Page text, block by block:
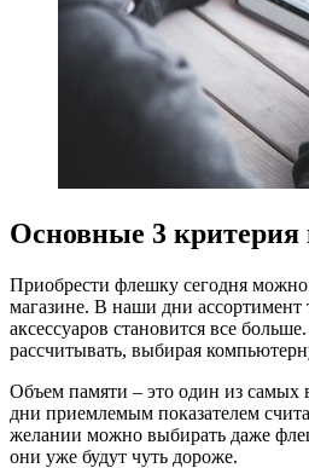
Основные 3
Приобрести флешку сегодня
магазине. В наши дни
аксессуаров становится все
рассчитывать, выбирая
Объем памяти – это один из
дни приемлемым показателем
желании можно выбирать даже
они уже будут чуть дороже.